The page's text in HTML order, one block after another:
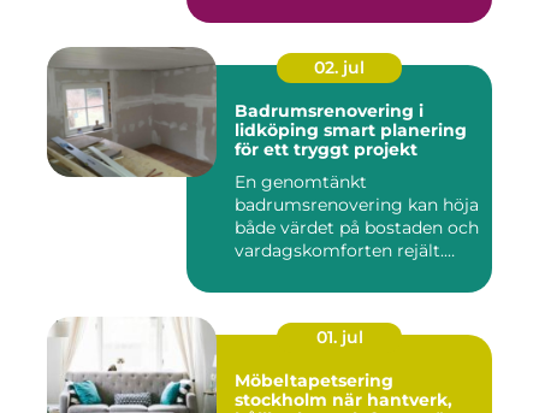
02. jul
Badrumsrenovering i
lidköping smart planering
för ett tryggt projekt
En genomtänkt
badrumsrenovering kan höja
både värdet på bostaden och
vardagskomforten rejält.
01. jul
Möbeltapetsering
stockholm när hantverk,